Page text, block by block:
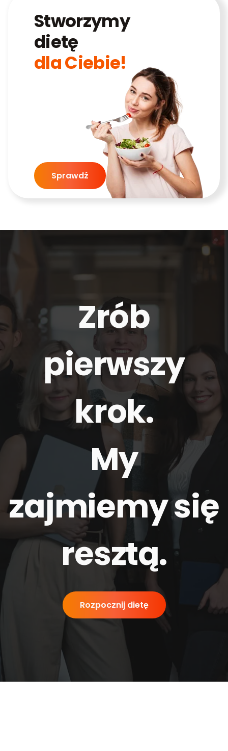
Stworzymy
dietę
dla Ciebie!
Sprawdź
Zrób
pierwszy
krok.
My
zajmiemy się
resztą.
Rozpocznij dietę